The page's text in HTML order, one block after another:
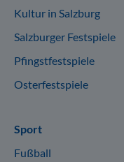
Kultur in Salzburg
Salzburger Festspiele
Pfingstfestspiele
Osterfestspiele
Sport
Fußball